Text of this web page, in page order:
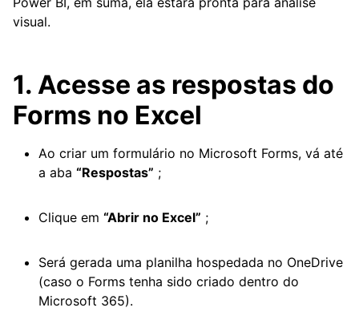
visual.
1. Acesse as respostas do
Forms no Excel
Ao criar um formulário no Microsoft Forms, vá até
a aba “Respostas” ;
Clique em “Abrir no Excel” ;
Será gerada uma planilha hospedada no OneDrive
(caso o Forms tenha sido criado dentro do
Microsoft 365).